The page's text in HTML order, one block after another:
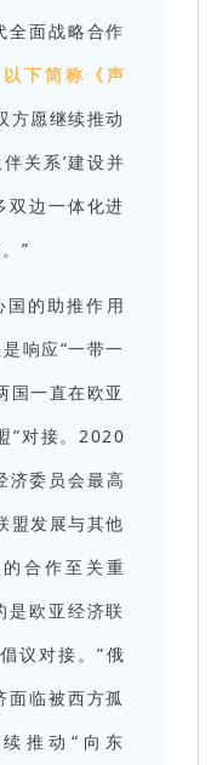
全面战略合作
以下简称《声
方愿继续推动
关系’建设并
双边一体化进
”
国的助推作用
响应“一带一
国一直在欧亚
”对接。2020
济委员会最高
盟发展与其他
合作至关重
是欧亚经济联
议对接。”俄
临被西方孤
推动“向东